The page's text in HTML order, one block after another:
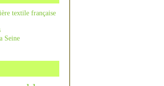
textile française
Seine